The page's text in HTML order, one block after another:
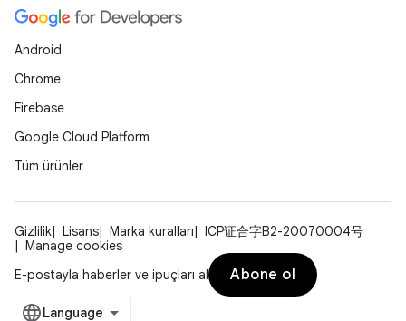
Android
Chrome
Firebase
Google Cloud Platform
Tüm ürünler
Gizlilik Lisans Marka kuralları
ICP证合字B2-20070004号
Manage cookies
E-postayla haberler ve ipuçları al
Abone ol